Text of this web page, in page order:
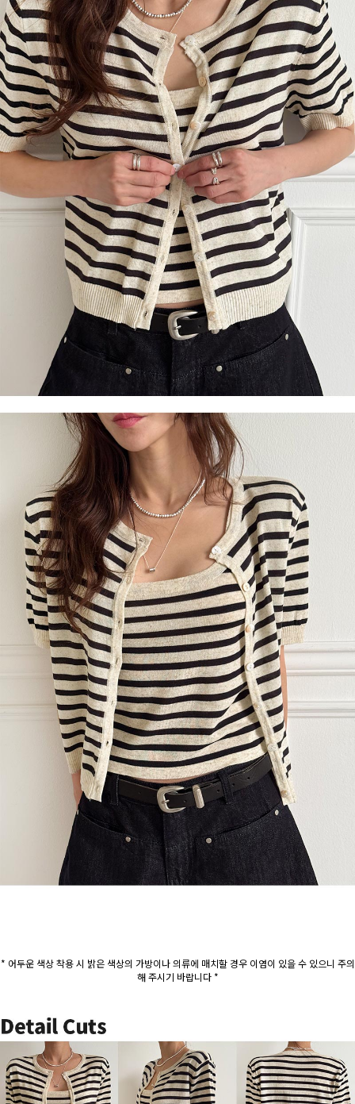
* 어두운 색상 착용 시 밝은 색상의 가방이나 의류에 매치할 경우 이염이 있을 수 있으니 주의
해 주시기 바랍니다 *